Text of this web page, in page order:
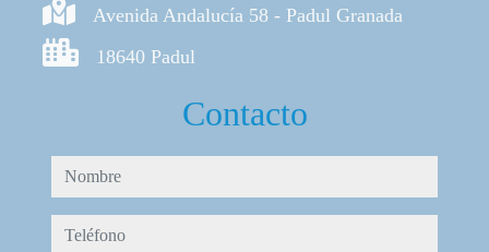
Avenida Andalucía 58 - Padul Granada
18640 Padul
Contacto
nombre
teléfono